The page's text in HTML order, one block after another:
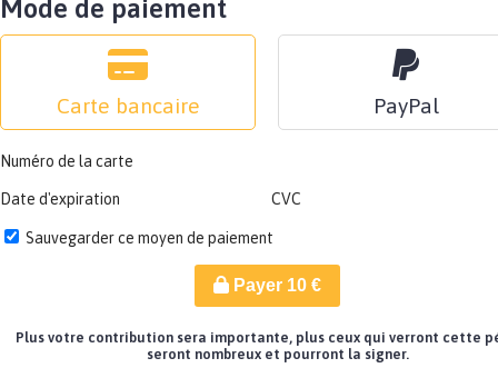
Mode de paiement
Carte bancaire PayPal
Numéro de la carte
Date d'expiration CVC
Sauvegarder ce moyen de paiement
Payer 10€
Plus votre contribution sera importante, plus ceux qui verront cette
seront nombreux et pourront la signer.